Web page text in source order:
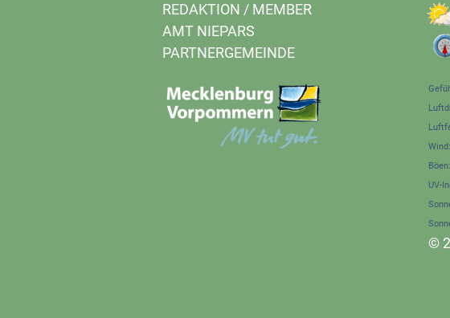
REDAKTION / MEMBER
AMT NIEPARS
PARTNERGEMEINDE
UV-
©